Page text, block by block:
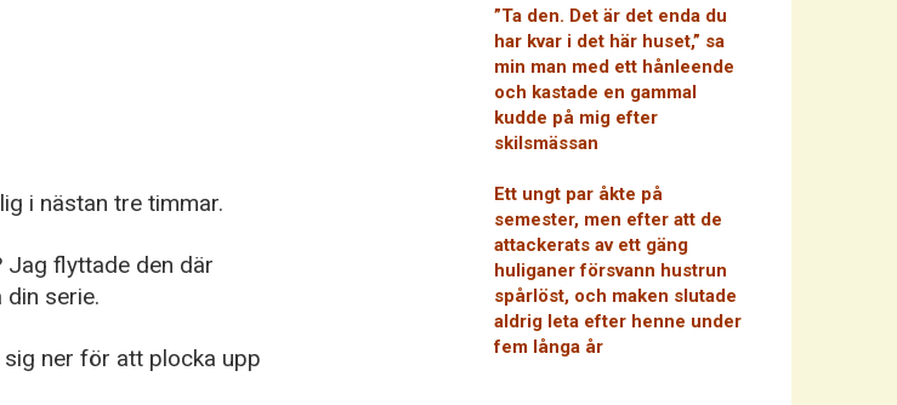
i nästan tre timmar.
flyttade den där
serie.
ner för att plocka upp
”Ta den. Det är det enda du
har kvar i det här huset,” sa
min man med ett hånleende
och kastade en gammal
kudde på mig efter
skilsmässan
Ett ungt par åkte på
semester, men efter att de
attackerats av ett gäng
huliganer försvann hustrun
spårlöst, och maken slutade
aldrig leta efter henne under
fem långa år